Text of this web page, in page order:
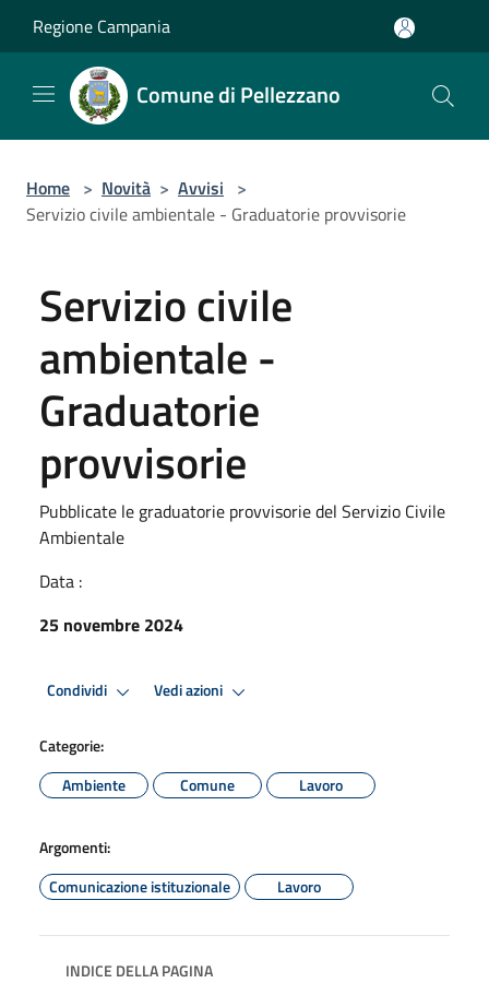
Regione Campania
Comune di Pellezzano
Home > Novità > Avvisi >
Servizio civile ambientale - Graduatorie provvisorie
Servizio civile
ambientale -
Graduatorie
provvisorie
Pubblicate le graduatorie provvisorie del Servizio Civile
Ambientale
Data :
25 novembre 2024
Condividi Vedi azioni
Categorie:
Ambiente
Comune Lavoro
Argomenti:
Comunicazione istituzionale
Lavoro
INDICE DELLA PAGINA